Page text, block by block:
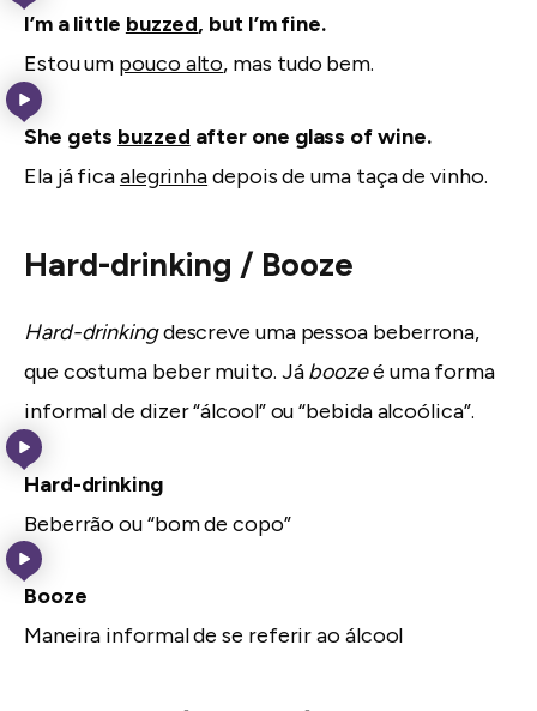
I’m a little buzzed, but I’m fine.
Estou um pouco alto, mas tudo bem.
She gets buzzed after one glass of wine.
Ela já ficaalegrinhadepois de uma taça de vinho.
Hard-drinking / Booze
Hard-drinkingdescreve uma pessoa beberrona,
que costuma beber muito. Jáboozeé uma forma
informal de dizer “álcool” ou “bebida alcoólica”.
Hard-drinking
Beberrão ou “bom de copo”
Booze
Maneira informal de se referir ao álcool